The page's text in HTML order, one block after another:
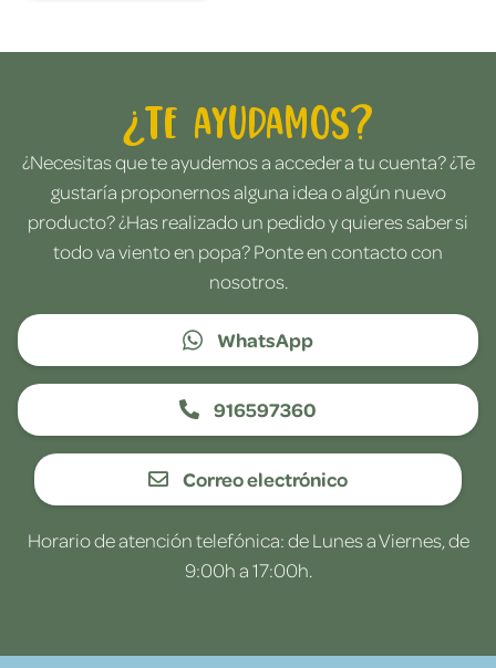
¿Te ayudamos?
¿Necesitas que te ayudemos a acceder a tu cuenta? ¿Te
gustaría proponernos alguna idea o algún nuevo
producto? ¿Has realizado un pedido y quieres saber si
todo va viento en popa? Ponte en contacto con
nosotros.
WhatsApp
916597360
Correo electrónico
Horario de atención telefónica: de Lunes a Viernes, de
9:00h a 17:00h.